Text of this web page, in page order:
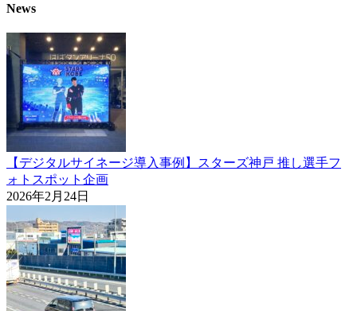
News
【デジタルサイネージ導入事例】スターズ神戸 推し選手フ
ォトスポット企画
2026年2月24日